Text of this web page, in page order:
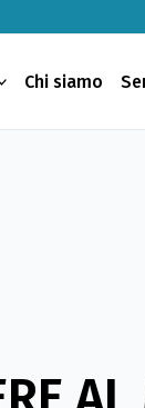
Chi siamo